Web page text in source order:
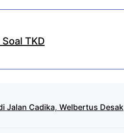
TKD
Jalan Cadika, Welbertus Desak